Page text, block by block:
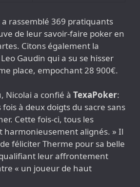
a rassemblé 369 pratiquants
de leur savoir-faire poker en
Citons également la
Gaudin qui a su se hisser
place, empochant 28 900€.
Nicolai a confié à TexaPoker:
fois à deux doigts du sacre sans
Cette fois-ci, tous les
harmonieusement alignés. » Il
féliciter Therme pour sa belle
leur affrontement
« un joueur de haut